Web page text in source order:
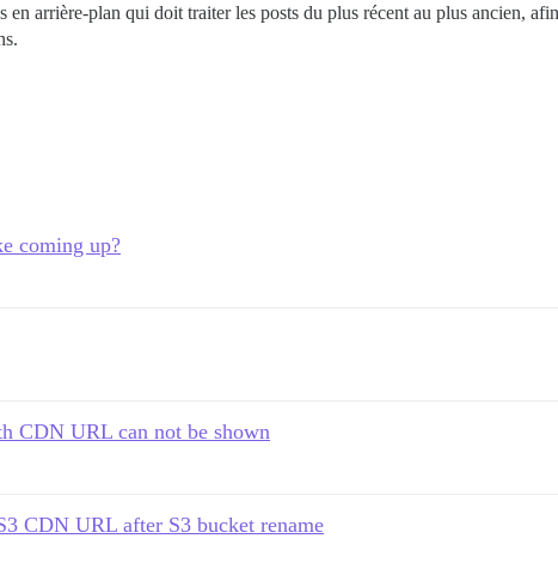
arrière-plan qui doit traiter les posts du plus récent au plus ancien,
coming up?
CDN URL can not be shown
CDN URL after S3 bucket rename